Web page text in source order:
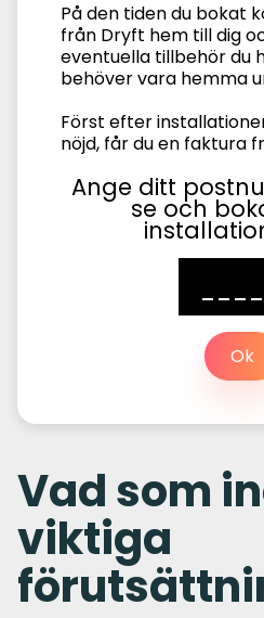
På den tiden du bokat
från Dryft hem till dig
eventuella tillbehör du
behöver vara hemma
Först efter
nöjd, får du en faktura
Ange ditt
se och
Ok
Vad som
viktiga